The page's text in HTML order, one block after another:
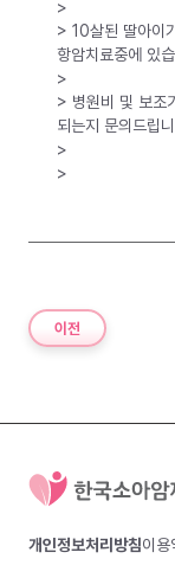
>
> 10살된 딸아이
항암치료중에 있
>
> 병원비 및 보조
되는지 문의드립
>
>
이전
개인정보처리방침이용